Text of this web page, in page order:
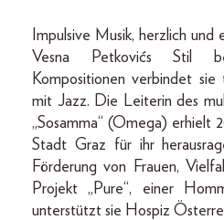
Impulsive Musik, herzlich und
Vesna Petkovićs Stil
Kompositionen verbindet sie
mit Jazz. Die Leiterin des
„Sosamma“ (Omega) erhielt
Stadt Graz für ihr
Förderung von Frauen,
Projekt „Pure“, einer
unterstützt sie Hospiz